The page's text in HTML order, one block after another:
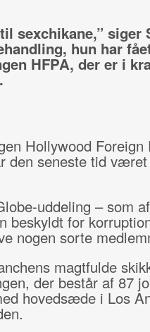
sexchikane,” siger
hun har
HFPA, der er i
Hollywood Foreign
den seneste tid
uddeling – som
beskyldt for
nogen sorte
magtfulde
der består af 87
hovedsæde i Los